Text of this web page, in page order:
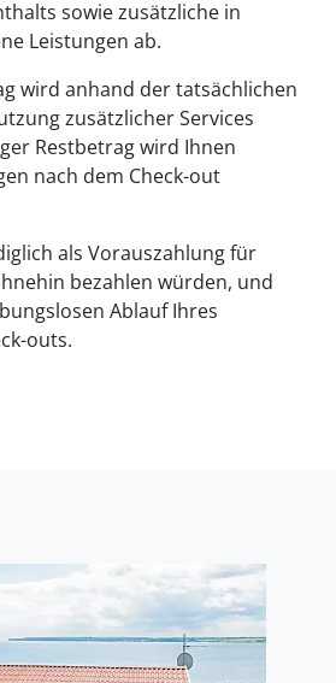
sowie zusätzliche in
Leistungen ab.
wird anhand der tatsächlichen
zusätzlicher Services
Restbetrag wird Ihnen
nach dem Check-out
als Vorauszahlung für
bezahlen würden, und
Ablauf Ihres
outs.